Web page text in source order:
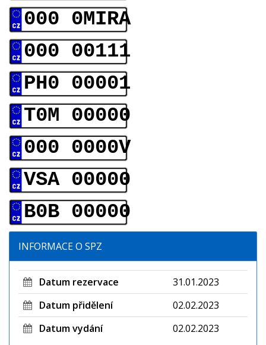
000 0MIRA
000 00111
PH0 00001
T0M 00000
000 0000V
VSA 00000
B0B 00000
INFORMACE O SPZ
Datum rezervace
31.01.2023
Datum přidělení
02.02.2023
Datum vydání
02.02.2023